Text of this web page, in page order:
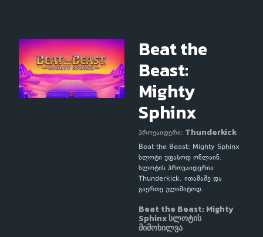
Beat the
Beast:
Mighty
Sphinx
პროვაიდერი: Thunderkick
Beat the Beast: Mighty Sphinx
სლოტი უფასოდ ონლაინ.
სლოტის პროვაიდერია
Thunderkick. ითამაშე და
გაერთე ულიმიტოდ.
Beat the Beast: Mighty
Sphinx სლოტის
მიმოხილვა